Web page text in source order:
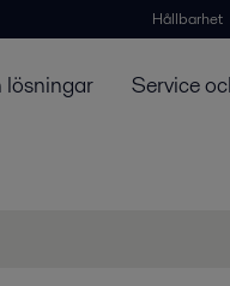
Hållbarhet
lösningar Service